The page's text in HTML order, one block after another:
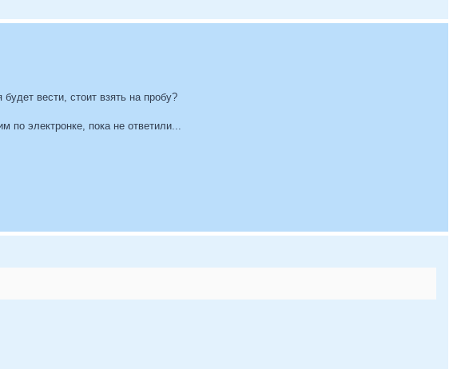
вести, стоит взять на пробу?
по электронке, пока не ответили...